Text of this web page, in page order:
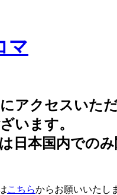
アクセスいた
います。
日本国内での
こちらからお願いいたし